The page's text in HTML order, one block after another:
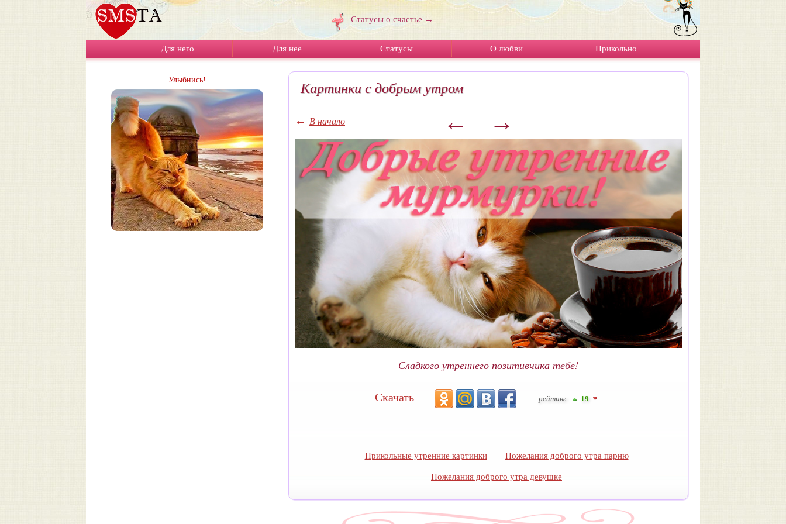
Статусы о счастье →
Для него Для нее Статусы О любви Прикольно
Картинки с добрым утром
← В начало ← →
Сладкого утреннего позитивчика тебе!
Скачать рейтинг: 19
Прикольные утренние картинки Пожелания доброго утра парню
Пожелания доброго утра девушке
Улыбнись!